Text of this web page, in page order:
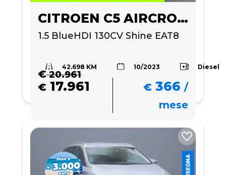
CITROEN C5 AIRCROSS
1.5 BlueHDI 130CV Shine EAT8
42.698 KM 10/2023 Diesel
€20.961
€ 17.961 € 366 /
mese